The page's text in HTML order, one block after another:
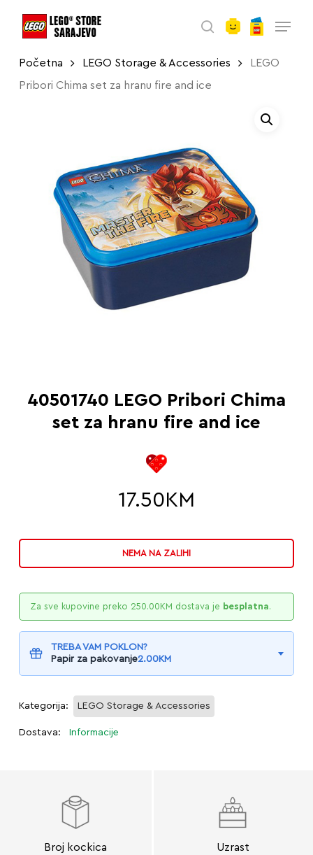
search
Početna LEGO Storage & Accessories LEGO
Pribori Chima set za hranu fire and ice
40501740 LEGO Pribori Chima
set za hranu fire and ice
17.50 KM
NEMA NA ZALIHI
Za sve kupovine preko 250.00 KM dostava je besplatna.
TREBA VAM POKLON?
Papir za pakovanje2.00KM
Kategorija: LEGO Storage & Accessories
Dostava: Informacije
Broj kockica Uzrast